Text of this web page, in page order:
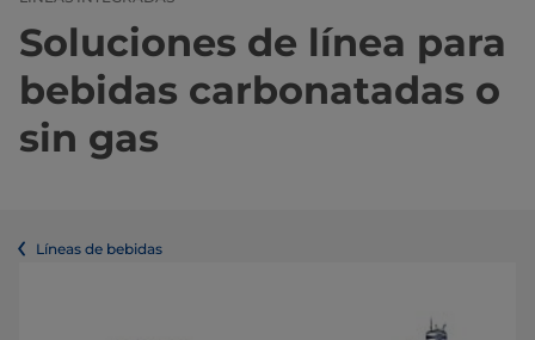
Soluciones de línea para
bebidas carbonatadas o
sin gas
Líneas de bebidas